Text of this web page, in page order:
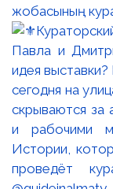
жобасының